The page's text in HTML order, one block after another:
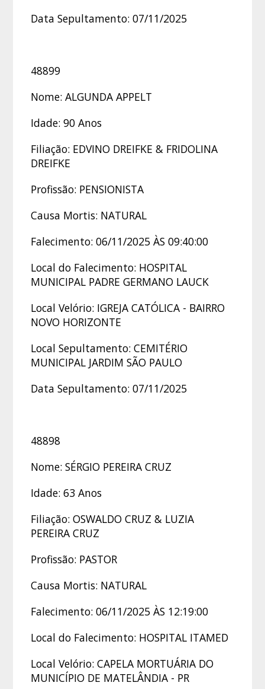
Data Sepultamento: 07/11/2025
48899
Nome: ALGUNDA APPELT
Idade: 90 Anos
Filiação: EDVINO DREIFKE & FRIDOLINA
DREIFKE
Profissão: PENSIONISTA
Causa Mortis: NATURAL
Falecimento: 06/11/2025 ÀS 09:40:00
Local do Falecimento: HOSPITAL
MUNICIPAL PADRE GERMANO LAUCK
Local Velório: IGREJA CATÓLICA - BAIRRO
NOVO HORIZONTE
Local Sepultamento: CEMITÉRIO
MUNICIPAL JARDIM SÃO PAULO
Data Sepultamento: 07/11/2025
48898
Nome: SÉRGIO PEREIRA CRUZ
Idade: 63 Anos
Filiação: OSWALDO CRUZ & LUZIA
PEREIRA CRUZ
Profissão: PASTOR
Causa Mortis: NATURAL
Falecimento: 06/11/2025 ÀS 12:19:00
Local do Falecimento: HOSPITAL ITAMED
Local Velório: CAPELA MORTUÁRIA DO
MUNICÍPIO DE MATELÂNDIA - PR